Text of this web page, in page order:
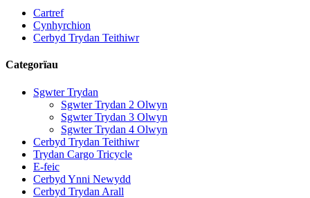
Cartref
Cynhyrchion
Cerbyd Trydan Teithiwr
Categorïau
Sgwter Trydan
Sgwter Trydan 2 Olwyn
Sgwter Trydan 3 Olwyn
Sgwter Trydan 4 Olwyn
Cerbyd Trydan Teithiwr
Trydan Cargo Tricycle
E-feic
Cerbyd Ynni Newydd
Cerbyd Trydan Arall